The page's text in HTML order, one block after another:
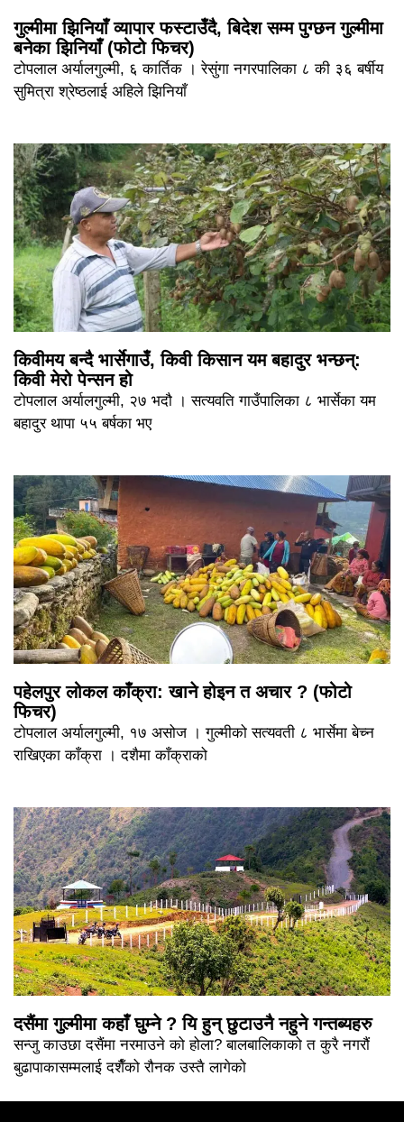
गुल्मीमा झिनियाँ व्यापार फस्टाउँदै, बिदेश सम्म पुग्छन गुल्मीमा
बनेका झिनियाँ (फोटो फिचर)
टोपलाल अर्यालगुल्मी, ६ कार्तिक । रेसुंगा नगरपालिका ८ की ३६ बर्षीय
सुमित्रा श्रेष्ठलाई अहिले झिनियाँ
किवीमय बन्दै भार्सेगाउँ, किवी किसान यम बहादुर भन्छन्:
किवी मेरो पेन्सन हो
टोपलाल अर्यालगुल्मी, २७ भदौ । सत्यवति गाउँपालिका ८ भार्सेका यम
बहादुर थापा ५५ बर्षका भए
पहेलपुर लोकल काँक्रा: खाने होइन त अचार ? (फोटो
फिचर)
टोपलाल अर्यालगुल्मी, १७ असोज । गुल्मीको सत्यवती ८ भार्सेमा बेच्न
राखिएका काँक्रा । दशैमा काँक्राको
दसैंमा गुल्मीमा कहाँ घुम्ने ? यि हुन् छुटाउनै नहुने गन्तब्यहरु
सन्जु काउछा दसैंमा नरमाउने को होला? बालबालिकाको त कुरै नगरौं
बुढापाकासम्मलाई दशैँको रौनक उस्तै लागेको